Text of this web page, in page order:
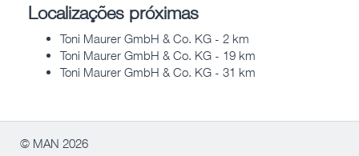
Localizações próximas
Toni Maurer GmbH & Co. KG - 2 km
Toni Maurer GmbH & Co. KG - 19 km
Toni Maurer GmbH & Co. KG - 31 km
© MAN 2026